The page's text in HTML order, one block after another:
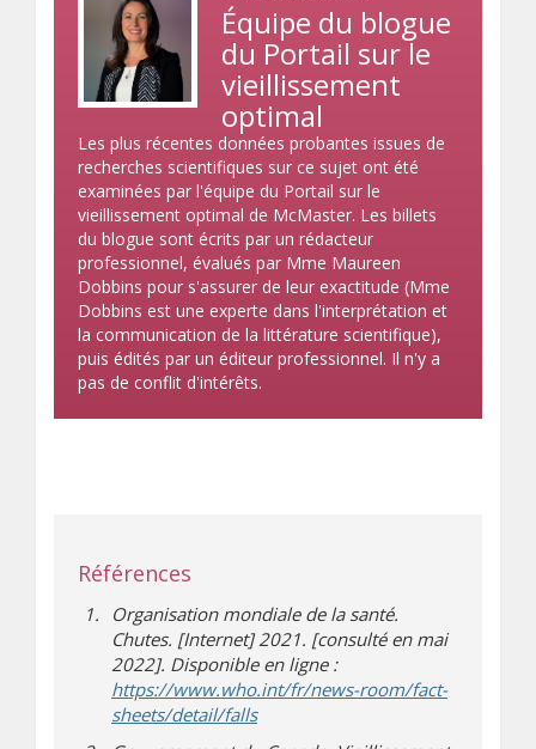
Équipe du blogue
du Portail sur le
vieillissement
optimal
Les plus récentes données probantes issues de
recherches scientifiques sur ce sujet ont été
examinées par l'équipe du Portail sur le
vieillissement optimal de McMaster. Les billets
du blogue sont écrits par un rédacteur
professionnel, évalués par Mme Maureen
Dobbins pour s'assurer de leur exactitude (Mme
Dobbins est une experte dans l'interprétation et
la communication de la littérature scientifique),
puis édités par un éditeur professionnel. Il n'y a
pas de conflit d'intérêts.
Références
Organisation mondiale de la santé.
Chutes. [Internet] 2021. [consulté en mai
2022]. Disponible en ligne :
https://www.who.int/fr/news-room/fact-
sheets/detail/falls(s’ouvre dans une nouvelle
(s’ouvre sur un autre site)